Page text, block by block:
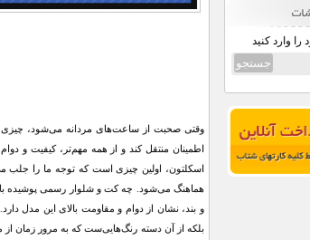
وارد کنید
وقتی صحبت از ساعت‌های مردانه می‌شود،
اطمینان منتقل کند و از همه مهم‌تر، کیفیت و
اسکلتون، اولین چیزی است که توجه ما را جلب
هماهنگ می‌شود. چه کت و شلوار رسمی پوشیده
و بند، نشان از دوام و مقاومت بالای این مدل
بلکه از آن دسته رنگ‌هایی‌ست که به مرور زمان از